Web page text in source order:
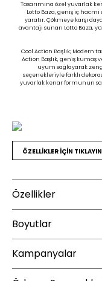
Find in
Tasarımına özel yuvarlak
Lotto Baza, geniş iç
yaratır. Çökmeye karşı
avantajı sunan Lotto Baza,
Cool Action Başlık; Modern
Action Başlık, geniş kumaş
uyum sağlayarak
seçenekleriyle farklı
yuvarlak kenar formunun
ÖZELLİKLER İÇİN TIKLAYIN
Özellikler
Gövde Malzeme Bilgisi :
Ayak Malzemesi :
Ayak Rengi :
Boyutlar
Boyut :
Kampanyalar